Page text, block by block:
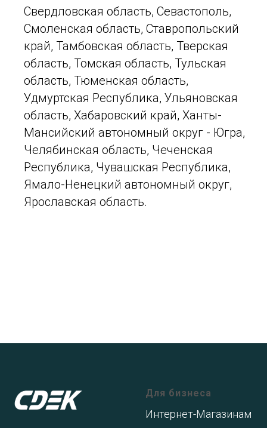
Свердловская область, Севастополь,
Смоленская область, Ставропольский
край, Тамбовская область, Тверская
область, Томская область, Тульская
область, Тюменская область,
Удмуртская Республика, Ульяновская
область, Хабаровский край, Ханты-
Мансийский автономный округ - Югра,
Челябинская область, Чеченская
Республика, Чувашская Республика,
Ямало-Ненецкий автономный округ,
Ярославская область.
Для бизнеса
Интернет-Магазинам